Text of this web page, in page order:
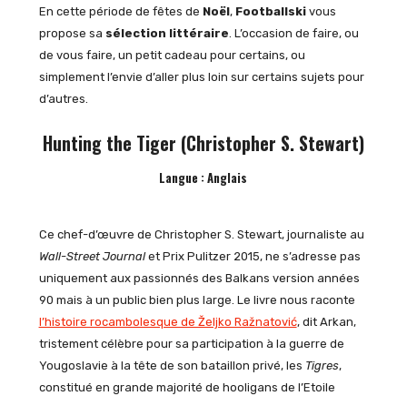
En cette période de fêtes de Noël, Footballskivous
propose sa sélection littéraire . L’occasion de faire, ou
de vous faire, un petit cadeau pour certains, ou
simplement l’envie d’aller plus loin sur certains sujets pour
d’autres.
Hunting the Tiger (Christopher S. Stewart)
Langue : Anglais
Ce chef-d’œuvre de Christopher S. Stewart, journaliste au
Wall-Street Journalet Prix Pulitzer 2015, ne s’adresse pas
uniquement aux passionnés des Balkans version années
90 mais à un public bien plus large. Le livre nous raconte
l’histoire rocambolesque de Željko Ražnatović, dit Arkan,
tristement célèbre pour sa participation à la guerre de
Yougoslavie à la tête de son bataillon privé, les Tigres,
constitué en grande majorité de hooligans de l’Etoile